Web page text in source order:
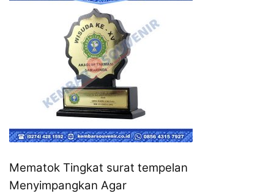
Mematok Tingkat surat tempelan
Menyimpangkan Agar